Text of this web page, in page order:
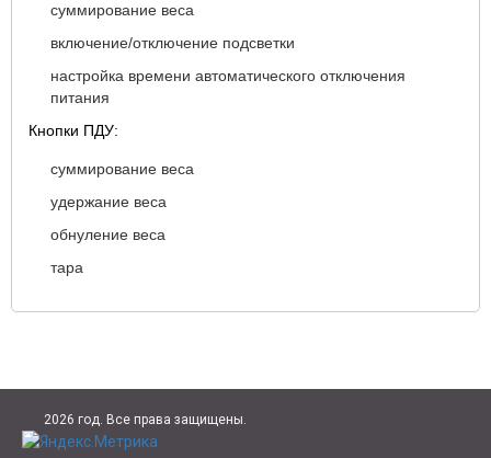
суммирование веса
включение/отключение подсветки
настройка времени автоматического отключения
питания
Кнопки ПДУ:
суммирование веса
удержание веса
обнуление веса
тара
2026 год. Все права защищены.